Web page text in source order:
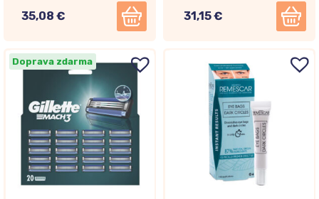
35,08 € 31,15 €
Doprava zdarma